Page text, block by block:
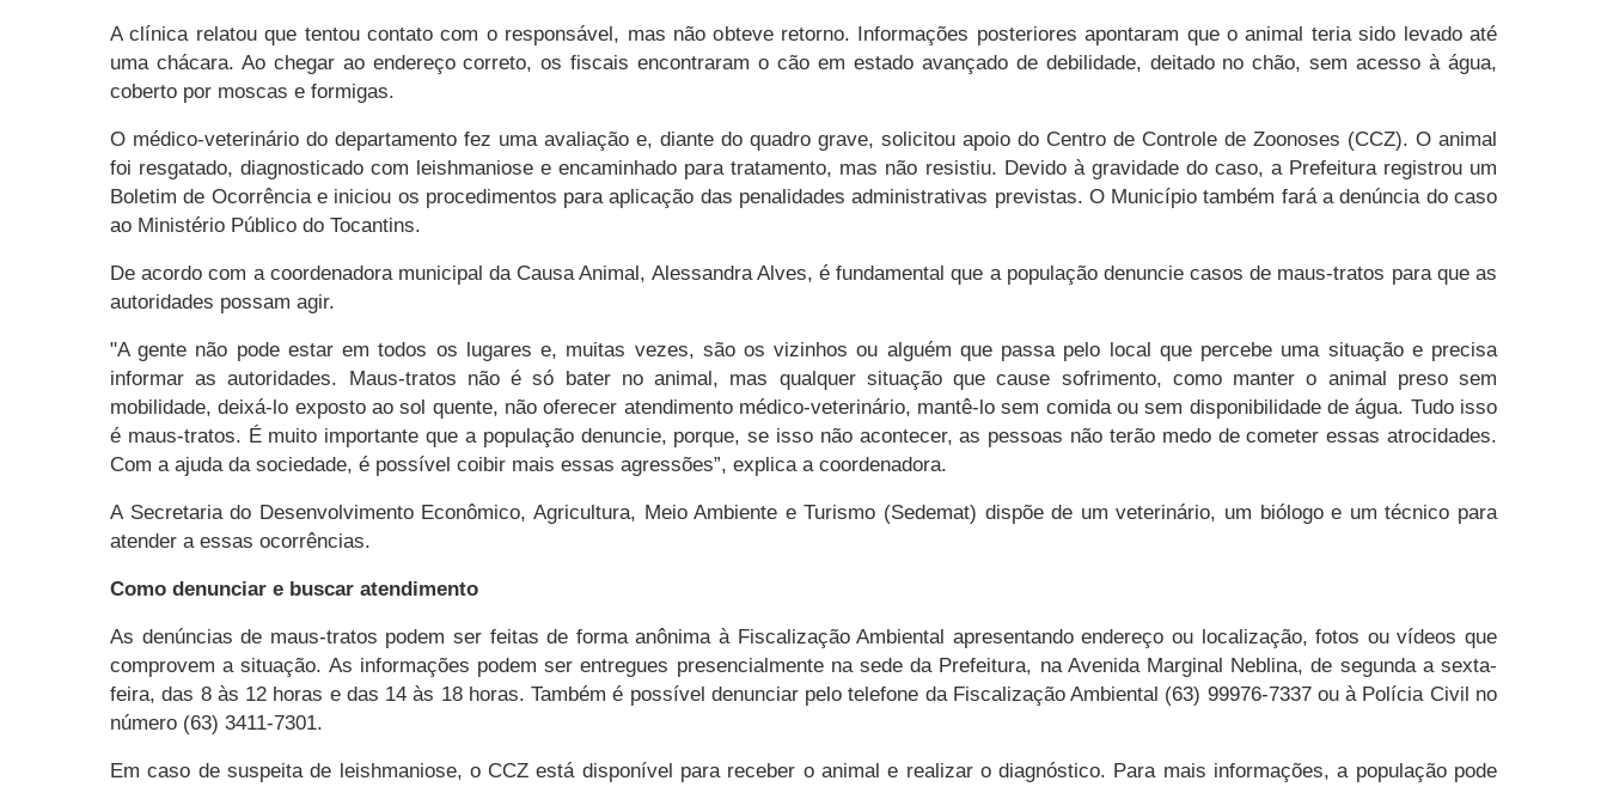
A clínica relatou que tentou contato com o responsável, mas não obteve retorno. Informações posteriores apontaram que o animal teria sido levado até
uma chácara. Ao chegar ao endereço correto, os fiscais encontraram o cão em estado avançado de debilidade, deitado no chão, sem acesso à água,
coberto por moscas e formigas.
O médico-veterinário do departamento fez uma avaliação e, diante do quadro grave, solicitou apoio do Centro de Controle de Zoonoses (CCZ). O animal
foi resgatado, diagnosticado com leishmaniose e encaminhado para tratamento, mas não resistiu. Devido à gravidade do caso, a Prefeitura registrou um
Boletim de Ocorrência e iniciou os procedimentos para aplicação das penalidades administrativas previstas. O Município também fará a denúncia do caso
ao Ministério Público do Tocantins.
De acordo com a coordenadora municipal da Causa Animal, Alessandra Alves, é fundamental que a população denuncie casos de maus-tratos para que as
autoridades possam agir.
"A gente não pode estar em todos os lugares e, muitas vezes, são os vizinhos ou alguém que passa pelo local que percebe uma situação e precisa
informar as autoridades. Maus-tratos não é só bater no animal, mas qualquer situação que cause sofrimento, como manter o animal preso sem
mobilidade, deixá-lo exposto ao sol quente, não oferecer atendimento médico-veterinário, mantê-lo sem comida ou sem disponibilidade de água. Tudo isso
é maus-tratos. É muito importante que a população denuncie, porque, se isso não acontecer, as pessoas não terão medo de cometer essas atrocidades.
Com a ajuda da sociedade, é possível coibir mais essas agressões”, explica a coordenadora.
A Secretaria do Desenvolvimento Econômico, Agricultura, Meio Ambiente e Turismo (Sedemat) dispõe de um veterinário, um biólogo e um técnico para
atender a essas ocorrências.
Como denunciar e buscar atendimento
As denúncias de maus-tratos podem ser feitas de forma anônima à Fiscalização Ambiental apresentando endereço ou localização, fotos ou vídeos que
comprovem a situação. As informações podem ser entregues presencialmente na sede da Prefeitura, na Avenida Marginal Neblina, de segunda a sexta-
feira, das 8 às 12 horas e das 14 às 18 horas. Também é possível denunciar pelo telefone da Fiscalização Ambiental (63) 99976-7337 ou à Polícia Civil no
número (63) 3411-7301.
Em caso de suspeita de leishmaniose, o CCZ está disponível para receber o animal e realizar o diagnóstico. Para mais informações, a população pode